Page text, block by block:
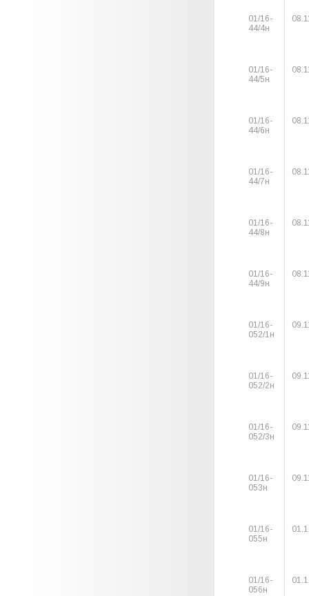
01/16-
44/4н
01/16-
44/5н
01/16-
44/6н
01/16-
44/7н
01/16-
44/8н
01/16-
44/9н
01/16-
052/1н
01/16-
052/2н
01/16-
052/3н
01/16-
053н
01/16-
055н
01/16-
056н